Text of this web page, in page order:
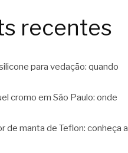
recentes
para vedação: quando
cromo em São Paulo: onde
de manta de Teflon: conheça a